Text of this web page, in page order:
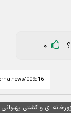
0
ای و کشتی پهلوانی